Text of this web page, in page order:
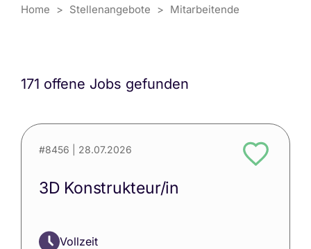
Home > Stellenangebote > Mitarbeitende
171 offene Jobs gefunden
#8456 | 28.07.2026
3D Konstrukteur/in
Vollzeit